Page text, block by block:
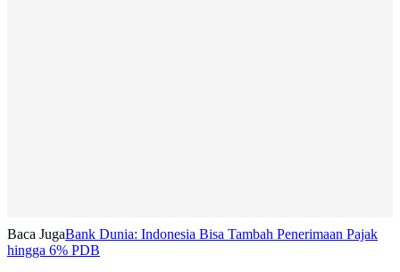
Baca JugaBank Dunia: Indonesia Bisa Tambah Penerimaan Pajak
hingga 6% PDB